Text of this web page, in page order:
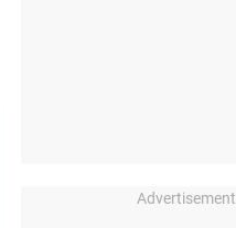
Advertisement